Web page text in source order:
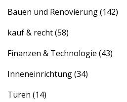
Bauen und Renovierung(142)
kauf & recht(58)
Finanzen & Technologie (43)
Inneneinrichtung(34)
Türen (14)